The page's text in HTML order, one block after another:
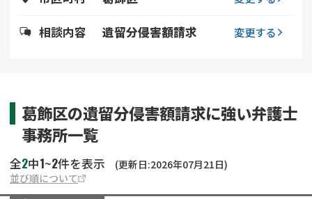
相続人調査
相続登記
相談内容 遺留分侵害額請求 変更する
葛飾区の遺留分侵害額請求に強い弁護士
事務所一覧
全2中1~2件を表示
(更新日:2026年07月21日)
並び順について